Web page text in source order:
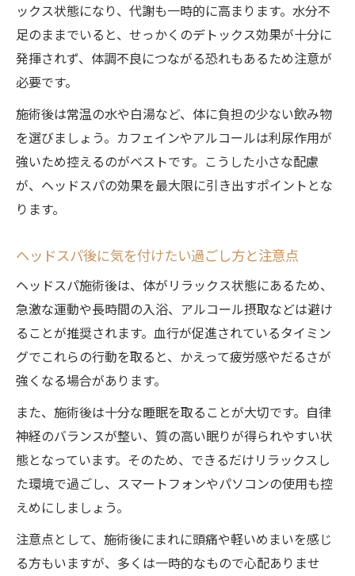
ックス状態になり、代謝も一時的に高まります。水分不
足のままでいると、せっかくのデトックス効果が十分に
発揮されず、体調不良につながる恐れもあるため注意が
必要です。
施術後は常温の水や白湯など、体に負担の少ない飲み物
を選びましょう。カフェインやアルコールは利尿作用が
強いため控えるのがベストです。こうした小さな配慮
が、ヘッドスパの効果を最大限に引き出すポイントとな
ります。
ヘッドスパ後に気を付けたい過ごし方と注意点
ヘッドスパ施術後は、体がリラックス状態にあるため、
急激な運動や長時間の入浴、アルコール摂取などは避け
ることが推奨されます。血行が促進されているタイミン
グでこれらの行動を取ると、かえって疲労感やだるさが
強くなる場合があります。
また、施術後は十分な睡眠を取ることが大切です。自律
神経のバランスが整い、質の高い眠りが得られやすい状
態となっています。そのため、できるだけリラックスし
た環境で過ごし、スマートフォンやパソコンの使用も控
えめにしましょう。
注意点として、施術後にまれに頭痛や軽いめまいを感じ
る方もいますが、多くは一時的なもので心配ありませ